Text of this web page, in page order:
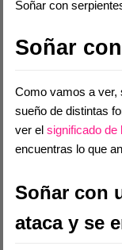
Soñar con
Soñar
Como vamos a ver,
sueño de distintas
ver elsignificado de
encuentras lo que
Soñar con
ataca y se